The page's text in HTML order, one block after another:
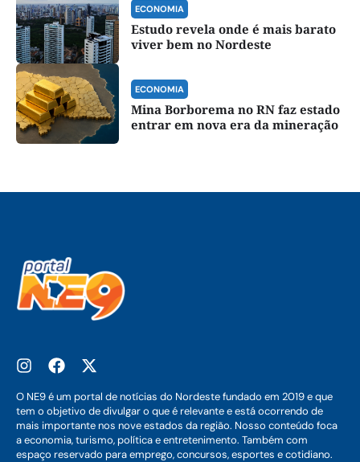
ECONOMIA
Estudo revela onde é mais barato
viver bem no Nordeste
ECONOMIA
Mina Borborema no RN faz estado
entrar em nova era da mineração
O NE9 é um portal de notícias do Nordeste fundado em 2019 e que
tem o objetivo de divulgar o que é relevante e está ocorrendo de
mais importante nos nove estados da região. Nosso conteúdo foca
a economia, turismo, política e entretenimento. Também com
espaço reservado para emprego, concursos, esportes e cotidiano.